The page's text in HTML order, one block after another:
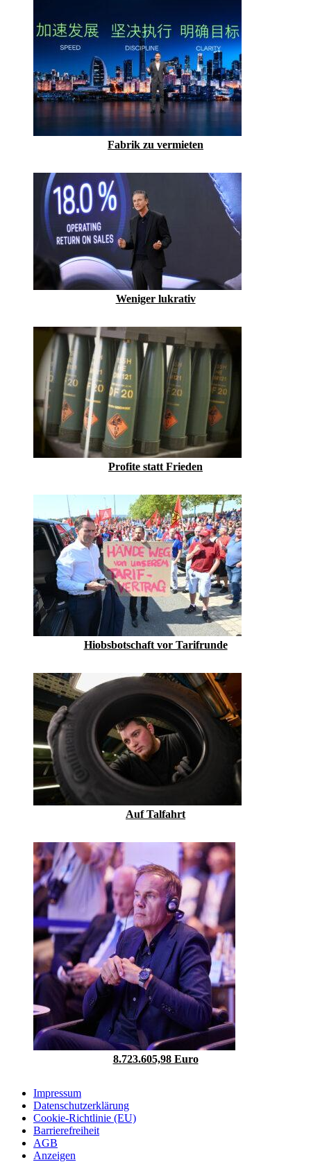
Fabrik zu vermieten
Weniger lukrativ
Profite statt Frieden
Hiobsbotschaft vor Tarifrunde
Auf Talfahrt
8.723.605,98 Euro
Impressum
Datenschutzerklärung
Cookie-Richtlinie (EU)
Barrierefreiheit
AGB
Anzeigen